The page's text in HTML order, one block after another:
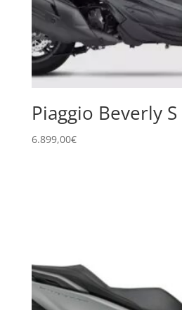
Piaggio Beverly
6.899,00€